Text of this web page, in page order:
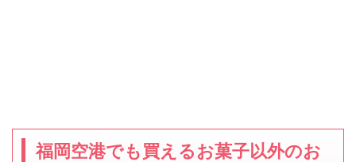
福岡空港でも買えるお菓子以外のお